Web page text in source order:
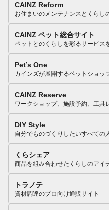
CAINZ Reform
お住まいのメンテナンスとくらし
CAINZ ペット総合サイト
ペットとのくらしを彩るサービス
Pet’s One
カインズが展開するペットショッ
CAINZ Reserve
ワークショップ、施設予約、工具
DIY Style
自分でものづくりしたいすべての
くらシェア
商品を組み合わせたくらしのアイ
トラノテ
資材調達のプロ向け通販サイト